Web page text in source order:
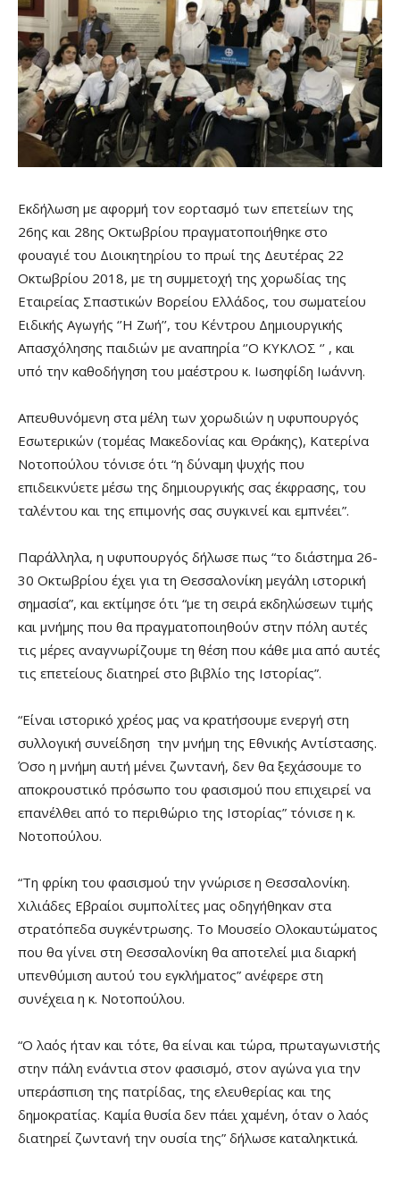
Εκδήλωση με αφορμή τον εορτασμό των επετείων της
26ης και 28ης Οκτωβρίου πραγματοποιήθηκε στο
φουαγιέ του Διοικητηρίου το πρωί της Δευτέρας 22
Οκτωβρίου 2018, με τη συμμετοχή της χορωδίας της
Εταιρείας Σπαστικών Βορείου Ελλάδος, του σωματείου
Ειδικής Αγωγής ‘’Η Ζωή’’, του Κέντρου Δημιουργικής
Απασχόλησης παιδιών με αναπηρία ‘’Ο ΚΥΚΛΟΣ ‘’ , και
υπό την καθοδήγηση του μαέστρου κ. Ιωσηφίδη Ιωάννη.
Απευθυνόμενη στα μέλη των χορωδιών η υφυπουργός
Εσωτερικών (τομέας Μακεδονίας και Θράκης), Κατερίνα
Νοτοπούλου τόνισε ότι “η δύναμη ψυχής που
επιδεικνύετε μέσω της δημιουργικής σας έκφρασης, του
ταλέντου και της επιμονής σας συγκινεί και εμπνέει”.
Παράλληλα, η υφυπουργός δήλωσε πως “το διάστημα 26-
30 Οκτωβρίου έχει για τη Θεσσαλονίκη μεγάλη ιστορική
σημασία”, και εκτίμησε ότι “με τη σειρά εκδηλώσεων τιμής
και μνήμης που θα πραγματοποιηθούν στην πόλη αυτές
τις μέρες αναγνωρίζουμε τη θέση που κάθε μια από αυτές
τις επετείους διατηρεί στο βιβλίο της Ιστορίας”.
“Είναι ιστορικό χρέος μας να κρατήσουμε ενεργή στη
συλλογική συνείδηση την μνήμη της Εθνικής Αντίστασης.
Όσο η μνήμη αυτή μένει ζωντανή, δεν θα ξεχάσουμε το
αποκρουστικό πρόσωπο του φασισμού που επιχειρεί να
επανέλθει από το περιθώριο της Ιστορίας” τόνισε η κ.
Νοτοπούλου.
“Τη φρίκη του φασισμού την γνώρισε η Θεσσαλονίκη.
Χιλιάδες Εβραίοι συμπολίτες μας οδηγήθηκαν στα
στρατόπεδα συγκέντρωσης. Το Μουσείο Ολοκαυτώματος
που θα γίνει στη Θεσσαλονίκη θα αποτελεί μια διαρκή
υπενθύμιση αυτού του εγκλήματος” ανέφερε στη
συνέχεια η κ. Νοτοπούλου.
“Ο λαός ήταν και τότε, θα είναι και τώρα, πρωταγωνιστής
στην πάλη ενάντια στον φασισμό, στον αγώνα για την
υπεράσπιση της πατρίδας, της ελευθερίας και της
δημοκρατίας. Καμία θυσία δεν πάει χαμένη, όταν ο λαός
διατηρεί ζωντανή την ουσία της” δήλωσε καταληκτικά.